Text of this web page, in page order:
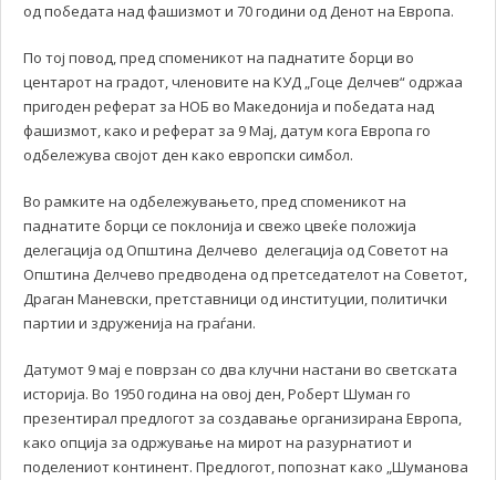
од победата над фашизмот и 70 години од Денот на Европа.
По тој повод, пред споменикот на паднатите борци во
центарот на градот, членовите на КУД „Гоце Делчев“ одржаа
пригоден реферат за НОБ во Македонија и победата над
фашизмот, како и реферат за 9 Мај, датум кога Европа го
одбележува својот ден како европски симбол.
Во рамките на одбележувањето, пред споменикот на
паднатите борци се поклонија и свежо цвеќе положија
делегација од Општина Делчево делегација од Советот на
Општина Делчево предводена од претседателот на Советот,
Драган Маневски, претставници од институции, политички
партии и здруженија на граѓани.
Датумот 9 мај е поврзан со два клучни настани во светската
историја. Во 1950 година на овој ден, Роберт Шуман го
презентирал предлогот за создавање организирана Европа,
како опција за одржување на мирот на разурнатиот и
поделениот континент. Предлогот, попознат како „Шуманова